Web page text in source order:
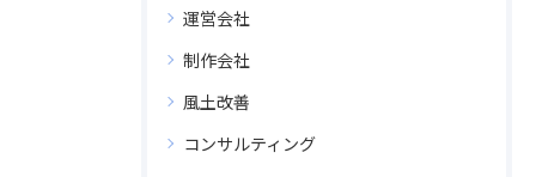
運営会社
制作会社
風土改善
コンサルティング